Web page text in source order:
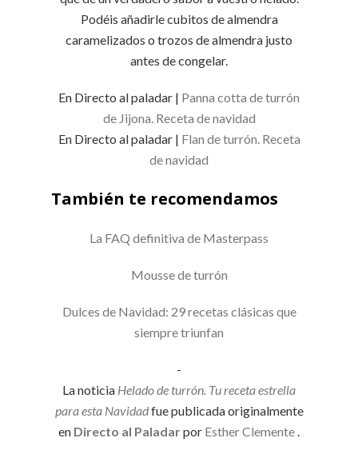
Podéis añadirle cubitos de almendra
caramelizados o trozos de almendra justo
antes de congelar.
En Directo al paladar | Panna cotta de turrón
de Jijona. Receta de navidad
En Directo al paladar | Flan de turrón. Receta
de navidad
También te recomendamos
La FAQ definitiva de Masterpass
Mousse de turrón
Dulces de Navidad: 29 recetas clásicas que
siempre triunfan
-
La noticia Helado de turrón. Tu receta estrella
para esta Navidadfue publicada originalmente
en Directo al Paladarpor Esther Clemente.